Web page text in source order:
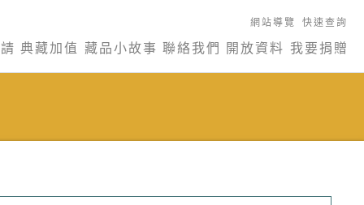
網站導覽 快速查詢
典藏加值 藏品小故事 聯絡我們 開放資料 我要捐贈